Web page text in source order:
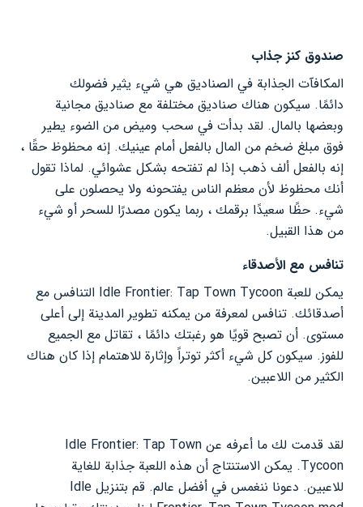
صندوق كنز جذاب
المكافآت الجذابة في الصناديق هي شيء يثير فضولك
دائمًا. سيكون هناك صناديق مختلفة مع صناديق مجانية
وبعضها بالمال. لقد بدأت في سحب وميض من الضوء يطير
فوق مبلغ ضخم من المال بالفعل أمام عينيك. إنه محظوظ حقًا ،
إنه بالفعل ألف ذهب إذا لم تفتحه بشكل عشوائي. لماذا تقول
أنك محظوظ لأن معظم الناس يفتحونه ولا يحصلون على
شيء. حظًا سعيدًا برقمك ، ربما يكون مصدرًا للسحر أو شيء
من هذا القبيل.
تنافس مع الأصدقاء
يمكن للعبة Idle Frontier: Tap Town Tycoon التنافس مع
أصدقائك. تنافس لمعرفة من يمكنه تطوير المدينة إلى أعلى
مستوى. أن تصبح قويًا هو رغبتك دائمًا ، تقاتل مع الجميع
للفوز. سيكون كل شيء أكثر توتراً وإثارة للاهتمام إذا كان هناك
الكثير من اللاعبين.
لقد قدمت لك ما أعرفه عن Idle Frontier: Tap Town
Tycoon. يمكن الاستنتاج أن هذه اللعبة جذابة للغاية
للاعبين. دعونا ننغمس في أفضل عالم. قم بتنزيل Idle